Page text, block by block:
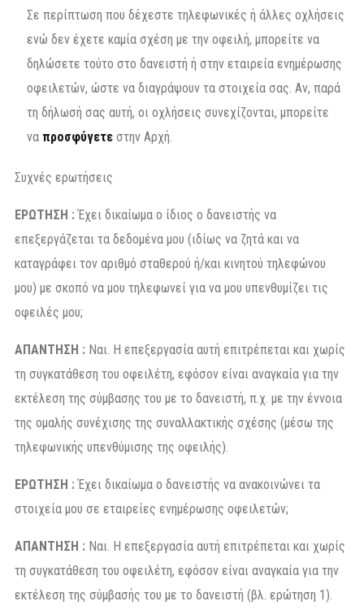
Σε περίπτωση που δέχεστε τηλεφωνικές ή άλλες οχλήσεις
ενώ δεν έχετε καμία σχέση με την οφειλή, μπορείτε να
δηλώσετε τούτο στο δανειστή ή στην εταιρεία ενημέρωσης
οφειλετών, ώστε να διαγράψουν τα στοιχεία σας. Αν, παρά
τη δήλωσή σας αυτή, οι οχλήσεις συνεχίζονται, μπορείτε
να προσφύγετε στην Αρχή.
Συχνές ερωτήσεις
ΕΡΩΤΗΣΗ : Έχει δικαίωμα ο ίδιος ο δανειστής να
επεξεργάζεται τα δεδομένα μου (ιδίως να ζητά και να
καταγράφει τον αριθμό σταθερού ή/και κινητού τηλεφώνου
μου) με σκοπό να μου τηλεφωνεί για να μου υπενθυμίζει τις
οφειλές μου;
ΑΠΑΝΤΗΣΗ : Ναι. Η επεξεργασία αυτή επιτρέπεται και χωρίς
τη συγκατάθεση του οφειλέτη, εφόσον είναι αναγκαία για την
εκτέλεση της σύμβασης του με το δανειστή, π.χ. με την έννοια
της ομαλής συνέχισης της συναλλακτικής σχέσης (μέσω της
τηλεφωνικής υπενθύμισης της οφειλής).
ΕΡΩΤΗΣΗ : Έχει δικαίωμα ο δανειστής να ανακοινώνει τα
στοιχεία μου σε εταιρείες ενημέρωσης οφειλετών;
ΑΠΑΝΤΗΣΗ : Ναι. Η επεξεργασία αυτή επιτρέπεται και χωρίς
τη συγκατάθεση του οφειλέτη, εφόσον είναι αναγκαία για την
εκτέλεση της σύμβασής του με το δανειστή (βλ. ερώτηση 1).